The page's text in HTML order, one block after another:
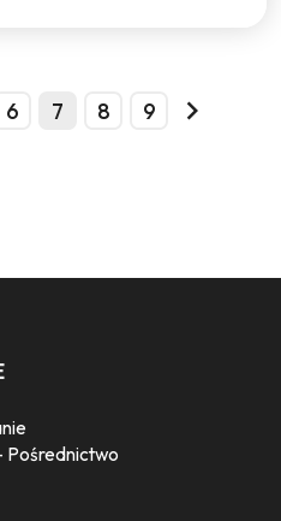
6 7 8 9
next
Pośrednictwo